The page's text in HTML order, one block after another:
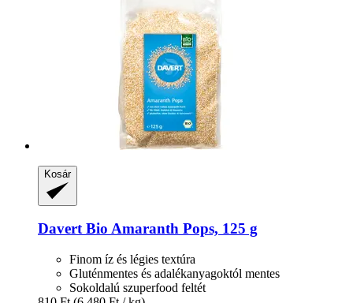
Kosár
DavertBio Amaranth Pops, 125 g
Finom íz és légies textúra
Gluténmentes és adalékanyagoktól mentes
Sokoldalú szuperfood feltét